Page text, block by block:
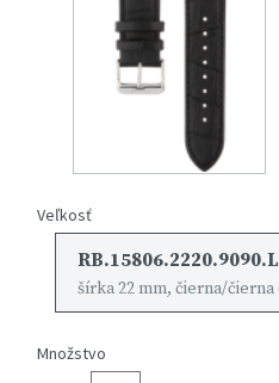
Veľkosť
RB.15806.2220.9090.L
šírka 22 mm, čierna/čierna
Množstvo